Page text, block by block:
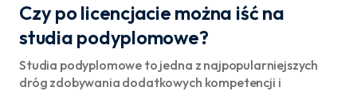
Czy po licencjacie można iść na
studia podyplomowe?
Studia podyplomowe to jedna z najpopularniejszych
dróg zdobywania dodatkowych kompetencji i